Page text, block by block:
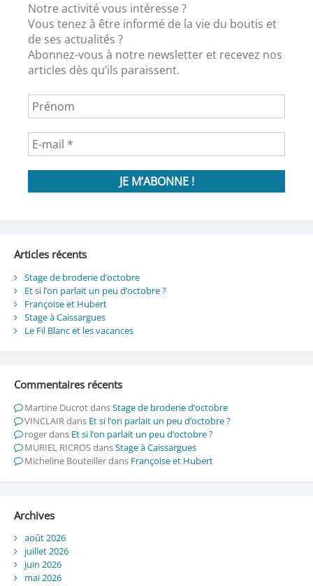
Notre activité vous intéresse ?
Vous tenez à être informé de la vie du boutis et
de ses actualités ?
Abonnez-vous à notre newsletter et recevez nos
articles dès qu’ils paraissent.
Articles récents
Stage de broderie d’octobre
Et si l’on parlait un peu d’octobre ?
Françoise et Hubert
Stage à Caissargues
Le Fil Blanc et les vacances
Commentaires récents
Martine DucrotdansStage de broderie d’octobre
VINCLAIRdans Et si l’on parlait un peu d’octobre ?
rogerdans Et si l’on parlait un peu d’octobre ?
MURIEL RICROSdansStage à Caissargues
Micheline Bouteillerdans Françoise et Hubert
Archives
août 2026
juillet 2026
juin 2026
mai 2026